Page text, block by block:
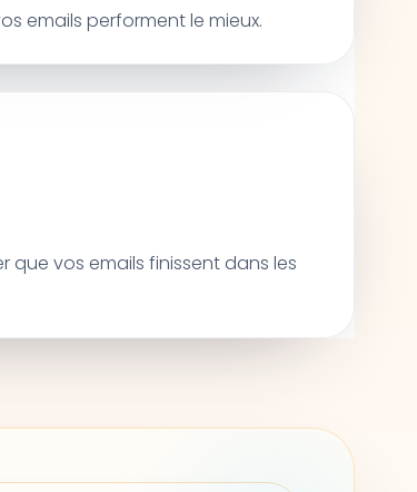
emails performent le mieux.
que vos emails finissent dans les